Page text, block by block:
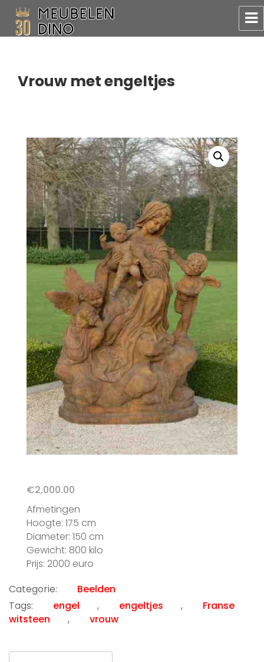
Vrouw met engeltjes
€2,000.00
Afmetingen
Hoogte: 175 cm
Diameter: 150 cm
Gewicht: 800 kilo
Prijs: 2000 euro
Categorie:
Beelden
Tags:
engel , engeltjes ,
Franse
witsteen
, vrouw